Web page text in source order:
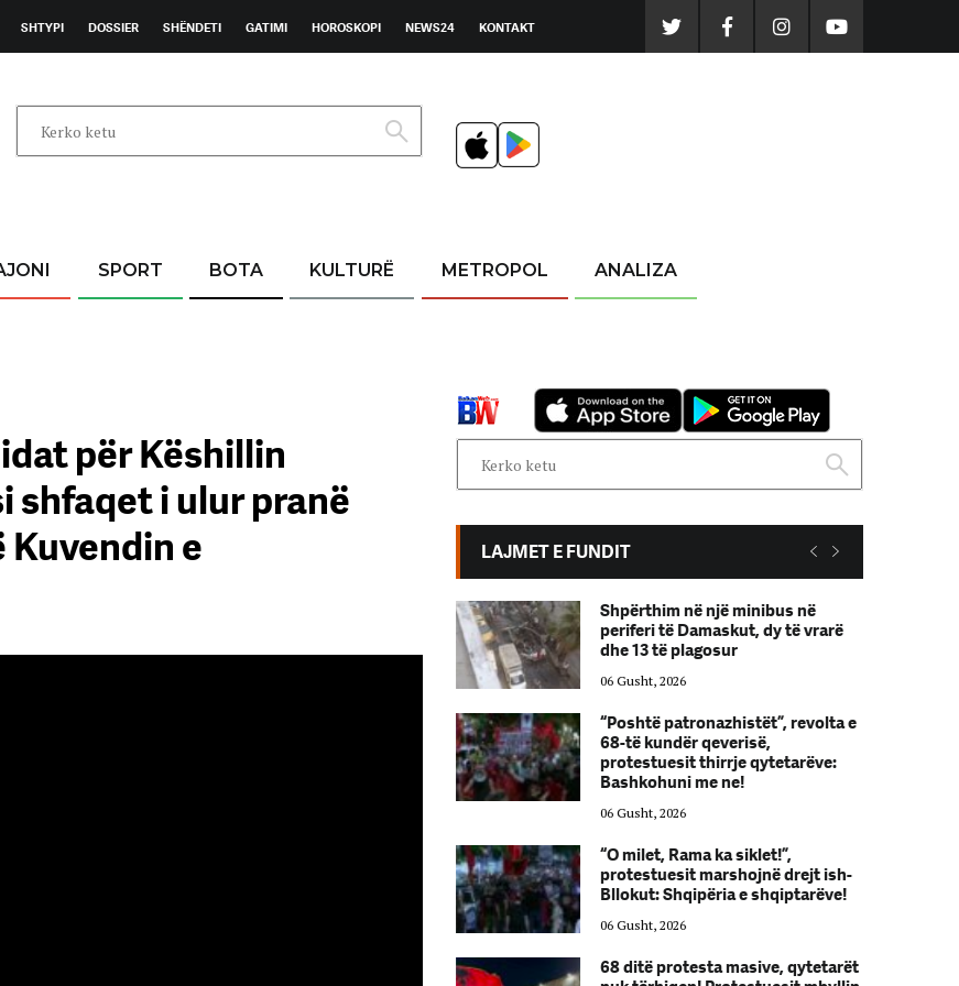
SHTYPI DOSSIER SHËNDETI GATIMI HOROSKOPI NEWS24 KONTAKT
SPORT BOTA KULTURË METROPOL ANALIZA
për Këshillin
shfaqet i ulur pranë
e
LAJMET E FUNDIT
dhe 13 të plagosur
Shpërthim në një minibus në
periferi të Damaskut, dy të vrarë
dhe 13 të plagosur
06 Gusht, 2026
“Poshtë patronazhistët”, revolta e
68-të kundër qeverisë,
protestuesit thirrje qytetarëve:
Bashkohuni me ne!
06 Gusht, 2026
“O milet, Rama ka siklet!”,
protestuesit marshojnë drejt ish-
Bllokut: Shqipëria e shqiptarëve!
06 Gusht, 2026
68 ditë protesta masive, qytetarët